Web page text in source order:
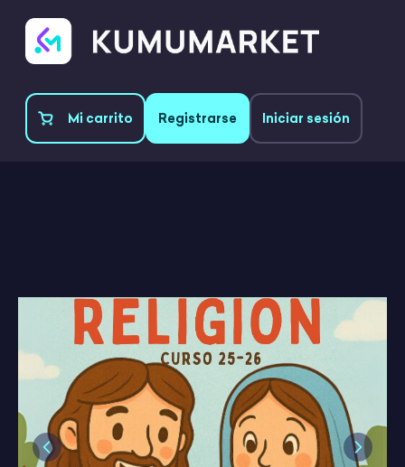
Mi carrito Registrarse Iniciar sesión
Previous Next